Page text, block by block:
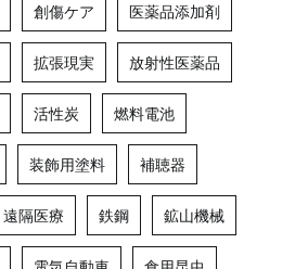
創傷ケア 医薬品添加剤
拡張現実 放射性医薬品
活性炭 燃料電池
装飾用塗料 補聴器
遠隔医療 鉄鋼 鉱山機械